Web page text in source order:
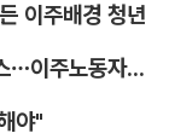
이주배경 청년
[르포] 선풍기 하나 없는 39도 비닐하우스…이주노동자의 '악몽같은 폭염'
야"